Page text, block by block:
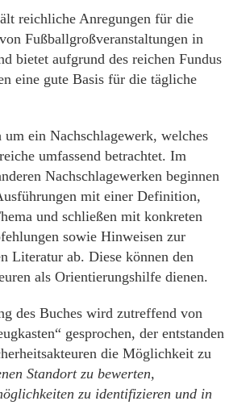
reichliche Anregungen für die
Fußballgroßveranstaltungen in
bietet aufgrund des reichen Fundus
eine gute Basis für die tägliche
um ein Nachschlagewerk, welches
umfassend betrachtet. Im
Nachschlagewerken beginnen
mit einer Definition,
und schließen mit konkreten
sowie Hinweisen zur
Literatur ab. Diese können den
als Orientierungshilfe dienen.
des Buches wird zutreffend von
gesprochen, der entstanden
die Möglichkeit zu
Standort zu bewerten,
zu identifizieren und in